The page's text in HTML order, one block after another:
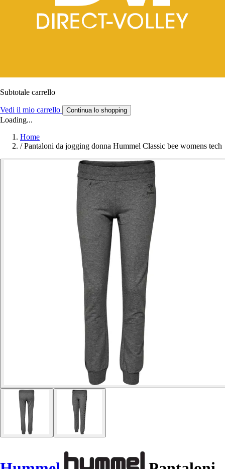
Subtotale carrello
Vedi il mio carrello Continua lo shopping
Loading...
Home
/ Pantaloni da jogging donna Hummel Classic bee womens tech